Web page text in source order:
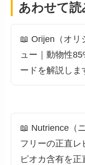
あわせて
📖 Orijen（オリ
ュー｜動物性
ードを解説しま
📖 Nutrience（
フリーの正直レ
ピオカ含有を